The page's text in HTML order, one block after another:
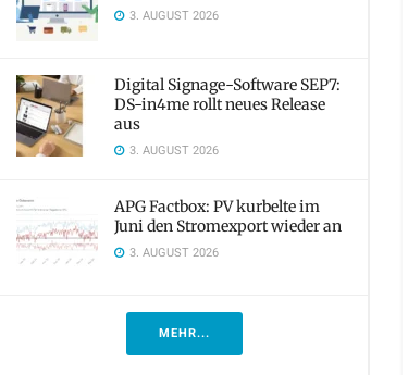
3. AUGUST 2026
Digital Signage-Software SEP7:
DS-in4me rollt neues Release
aus
3. AUGUST 2026
APG Factbox: PV kurbelte im
Juni den Stromexport wieder an
3. AUGUST 2026
MEHR...